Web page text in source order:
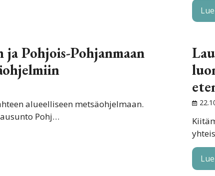
Pohjois-Pohjanmaan
alueelliseen metsäohjelmaan.
Pohj…